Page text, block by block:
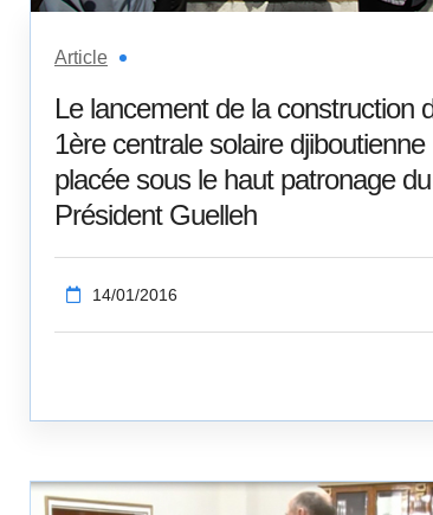
Article
Le lancement de la construction
1ère centrale solaire djiboutienne
placée sous le haut patronage du
Président Guelleh
14/01/2016